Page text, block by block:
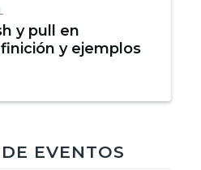
y pull en
y ejemplos
EVENTOS